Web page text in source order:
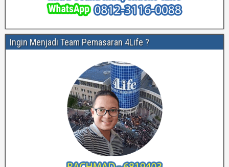
Ingin Menjadi Team Pemasaran 4Life ?